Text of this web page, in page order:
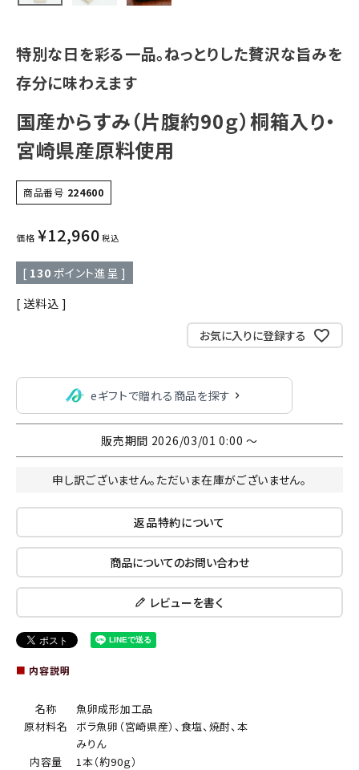
特別な日を彩る一品。ねっとりした贅沢な旨みを
存分に味わえます
国産からすみ（片腹約90ｇ）桐箱入り・
宮崎県産原料使用
商品番号 224600
価格 ¥12,960 税込
[ 130 ポイント進呈 ]
送料込
お気に入りに登録する
eギフトで贈れる商品を探す
販売期間 2026/03/01 0:00 〜
申し訳ございません。ただいま在庫がございません。
返品特約について
商品についてのお問い合わせ
レビューを書く
■ 内容説明
名称
魚卵成形加工品
原材料名
ボラ魚卵（宮崎県産）、食塩、焼酎、本
みりん
内容量
1本（約90ｇ）